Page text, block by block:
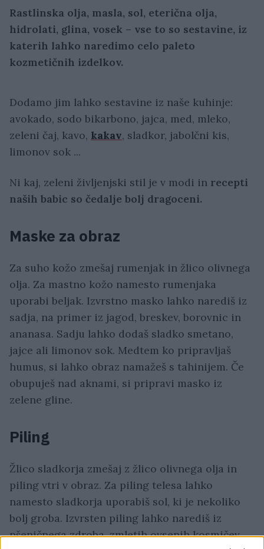
Rastlinska olja, masla, sol, eterična olja,
hidrolati, glina, vosek – vse to so sestavine, iz
katerih lahko naredimo celo paleto
kozmetičnih izdelkov.
Dodamo jim lahko sestavine iz naše kuhinje:
avokado, sodo bikarbono, jajca, med, mleko,
zeleni čaj, kavo, kakav, sladkor, jabolčni kis,
limonov sok ...
Ni kaj, zeleni življenjski stil je v modi in recepti
naših babic so čedalje bolj dragoceni.
Maske za obraz
Za suho kožo zmešaj rumenjak in žlico olivnega
olja. Za mastno kožo namesto rumenjaka
uporabi beljak. Izvrstno masko lahko narediš iz
sadja, na primer iz jagod, breskev, borovnic in
ananasa. Sadju lahko dodaš sladko smetano,
jajce ali limonov sok. Medtem ko pripravljaš
humus, si lahko obraz namažeš s tahinijem. Če
obupuješ nad aknami, si pripravi masko iz
zelene gline.
Piling
Žlico sladkorja zmešaj z žlico olivnega olja in
piling vtri v obraz. Za piling telesa lahko
namesto sladkorja uporabiš sol, ki je nekoliko
bolj groba. Izvrsten piling lahko narediš iz
pšeničnega zdroba, zmletih ovsenih kosmičev,